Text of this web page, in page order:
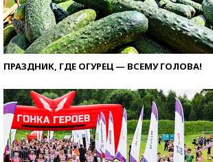
ПРАЗДНИК, ГДЕ ОГУРЕЦ — ВСЕМУ ГОЛОВА!